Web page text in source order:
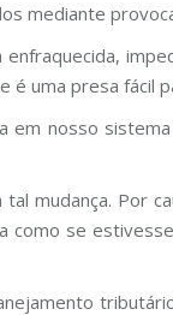
mediante
uma presa fácil
nosso
mudança. Por
se